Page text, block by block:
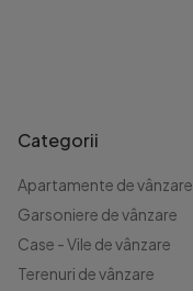
Categorii
Apartamente de vânzare
Garsoniere de vânzare
Case - Vile de vânzare
Terenuri de vânzare